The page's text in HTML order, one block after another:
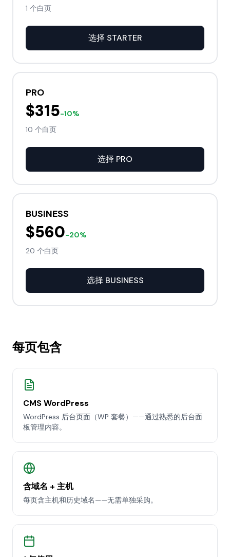
1 个白页
选择 STARTER
PRO
$315-10%
10 个白页
选择 PRO
BUSINESS
$560-20%
20 个白页
选择 BUSINESS
每页包含
CMS WordPress
WordPress 后台页面（WP 套餐）——通过熟悉的后台面
板管理内容。
含域名 + 主机
每页含主机和历史域名——无需单独采购。